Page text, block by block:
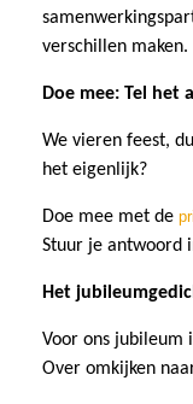
verschillen maken.
Doe mee: Tel het
We vieren feest,
het eigenlijk?
Doe mee met de
Stuur je antwoord
Het
Voor ons jubileum
Over omkijken